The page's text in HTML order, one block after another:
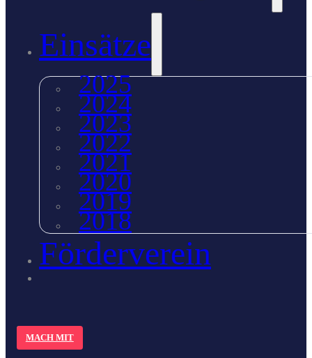
Einsätze
2025
2024
2023
2022
2021
2020
2019
2018
Förderverein
MACH MIT